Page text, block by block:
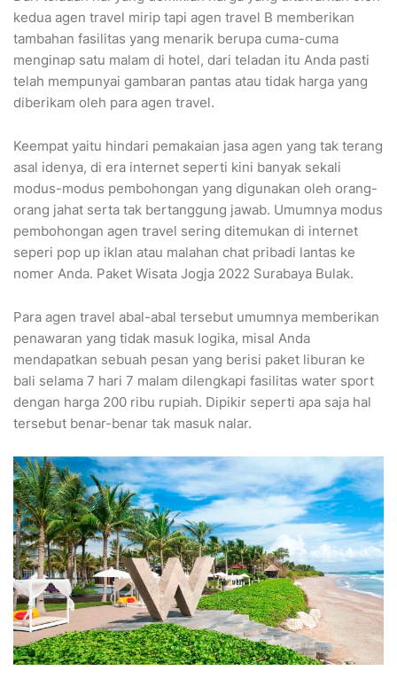
kedua agen travel mirip tapi agen travel B memberikan
tambahan fasilitas yang menarik berupa cuma-cuma
menginap satu malam di hotel, dari teladan itu Anda pasti
telah mempunyai gambaran pantas atau tidak harga yang
diberikam oleh para agen travel.
Keempat yaitu hindari pemakaian jasa agen yang tak terang
asal idenya, di era internet seperti kini banyak sekali
modus-modus pembohongan yang digunakan oleh orang-
orang jahat serta tak bertanggung jawab. Umumnya modus
pembohongan agen travel sering ditemukan di internet
seperi pop up iklan atau malahan chat pribadi lantas ke
nomer Anda. Paket Wisata Jogja 2022 Surabaya Bulak.
Para agen travel abal-abal tersebut umumnya memberikan
penawaran yang tidak masuk logika, misal Anda
mendapatkan sebuah pesan yang berisi paket liburan ke
bali selama 7 hari 7 malam dilengkapi fasilitas water sport
dengan harga 200 ribu rupiah. Dipikir seperti apa saja hal
tersebut benar-benar tak masuk nalar.